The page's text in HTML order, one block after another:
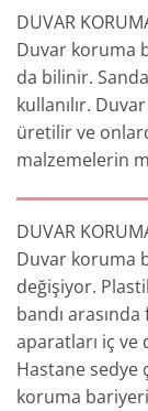
DUVAR
Duvar koruma
da bilinir.
kullanılır.
üretilir ve
malzemelerin
DUVAR
Duvar koruma
değişiyor.
bandı
aparatları iç ve
Hastane sedye
koruma